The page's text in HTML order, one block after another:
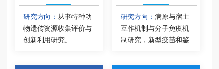
研究方向： 从事特种动
物遗传资源收集评价与
创新利用研究。
研究方向： 病原与宿主
互作机制与分子免疫机
制研究，新型疫苗和鉴